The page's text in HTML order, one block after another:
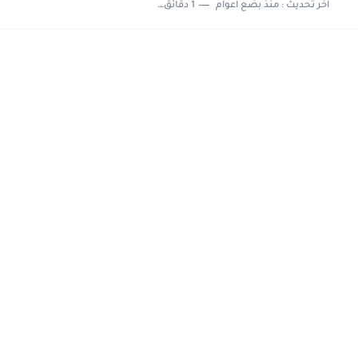
اخر تحديث :منذ بضع اعوام 1 دقائق للقراءة